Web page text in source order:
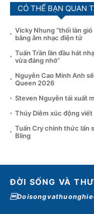
CÓ THỂ BẠN QUAN
Vicky Nhung “thổi làn
bằng âm nhạc điện tử
Tuấn Trần lần đầu hát
vừa đáng nhớ”
Nguyễn Cao Minh Anh
Queen 2026
Steven Nguyễn tái xuất
Thúy Diễm xúc động
Tuấn Cry chính thức lấn
Bling
ĐỜI SỐNG VÀ